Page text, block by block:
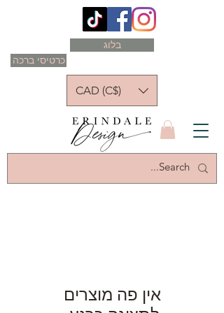
כרטיסי ברכה
בלוג
CAD (C$)